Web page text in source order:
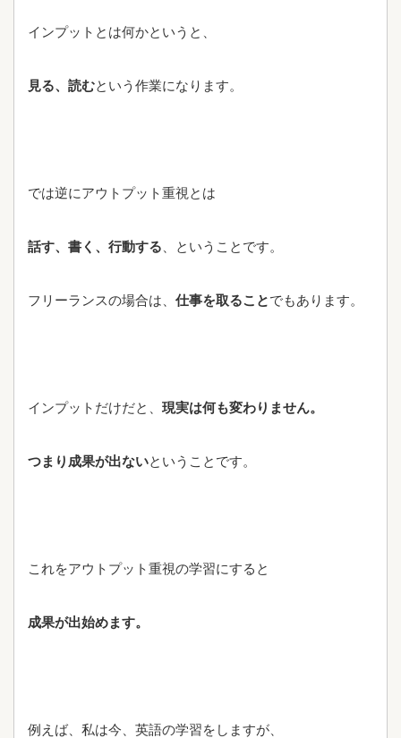
インプットとは何かというと、
見る、読むという作業になります。
では逆にアウトプット重視とは
話す、書く、行動する 、ということです。
フリーランスの場合は、 仕事を取ることでもあります。
インプットだけだと、 現実は何も変わりません。
つまり成果が出ないということです。
これをアウトプット重視の学習にすると
成果が出始めます。
例えば、私は今、英語の学習をしますが、